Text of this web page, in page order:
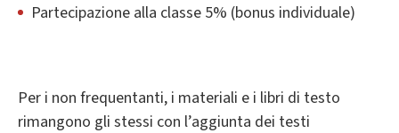
Partecipazione alla classe 5% (bonus individuale)
Per i non frequentanti, i materiali e i libri di testo
rimangono gli stessi con l’aggiunta dei testi